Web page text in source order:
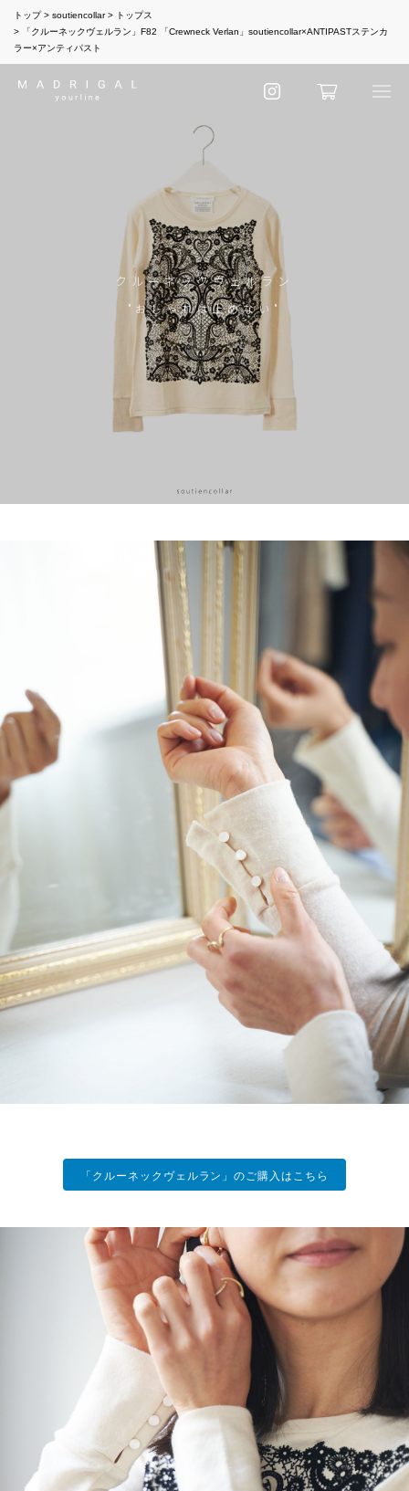
トップ soutiencollar
トップス
「クルーネックヴェルラン」F82 「Crewneck Verlan」soutiencollar×ANTIPASTステンカ
ラー×アンティパスト
クルーネックヴェルラン
"おしゃれは止めない"
「クルーネックヴェルラン」のご購入はこちら